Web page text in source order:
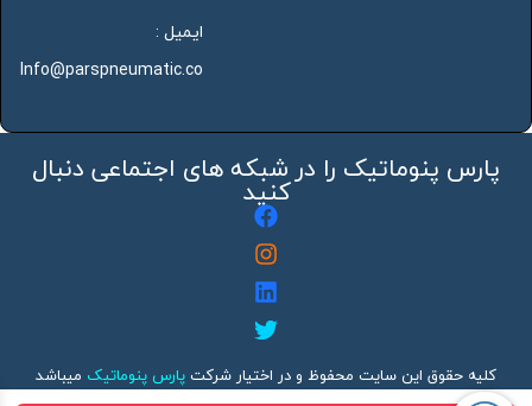
ایمیل :
Info@parspneumatic.co
پارس پنوماتیک را در شبکه های اجتماعی دنبال
کنید
کلیه حقوق این سایت محفوظ و در اختیار شرکتپارس پنوماتیک میباشد